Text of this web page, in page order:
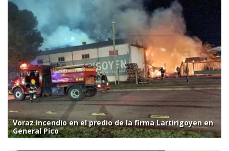
Voraz incendio en el predio de la firma Lartirigoyen en
General Pico